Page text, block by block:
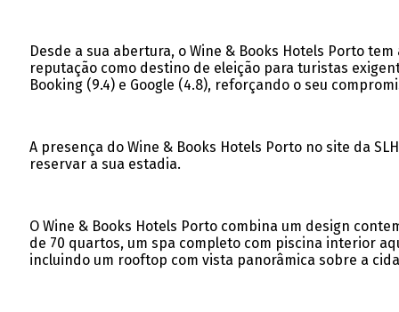
Desde a sua abertura, o Wine & Books Hotels Porto
reputação como destino de eleição para turistas
Booking (9.4) e Google (4.8), reforçando o seu
A presença do Wine & Books Hotels Porto no site da
reservar a sua estadia.
O Wine & Books Hotels Porto combina um design
de 70 quartos, um spa completo com piscina interior
incluindo um rooftop com vista panorâmica sobre a